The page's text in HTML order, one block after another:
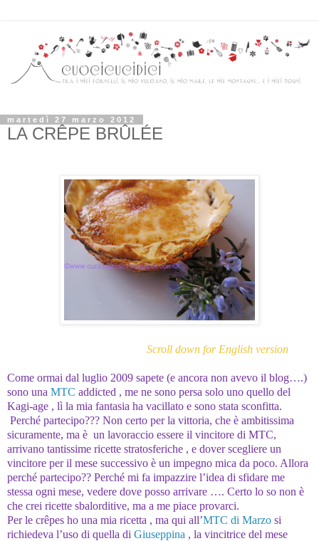
martedì 27 marzo 2012
LA CRÊPE BRÛLÉE
Scroll down for English version
Come ormai dal luglio 2009 sapete (e ancora non avevo il blog….)
sono una MTC addicted , me ne sono persa solo uno quello del
Kagi-age , lì la mia fantasia ha vacillato e sono stata sconfitta.
Perché partecipo??? Non certo per la vittoria, che è ambitissima
sicuramente, ma è un lavoraccio essere il vincitore di MTC,
arrivano tantissime ricette stratosferiche , e dover scegliere un
vincitore per il mese successivo è un impegno mica da poco. Allora
perché partecipo?? Perché mi fa impazzire l’idea di sfidare me
stessa ogni mese, vedere dove posso arrivare …. Certo lo so non è
che crei ricette sbalorditive, ma a me piace provarci.
Per le crêpes ho una mia ricetta , ma qui all’MTC di Marzo si
richiedeva l’uso di quella di Giuseppina , la vincitrice del mese